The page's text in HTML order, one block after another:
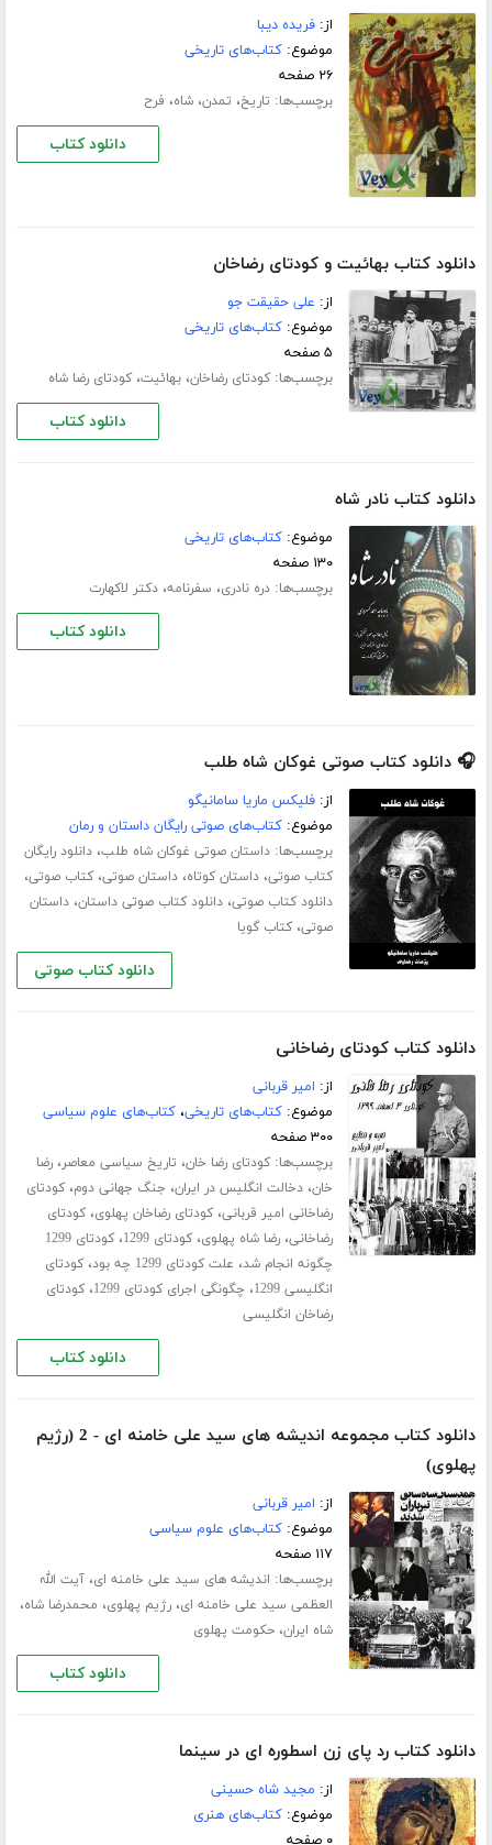
از:فریده دیبا
موضوع:کتاب‌های تاریخی
۲۶ صفحه
برچسب‌ها: تاریخ، تمدن،شاه، فرح
دانلود کتاب
دانلود کتاب بهائیت و کودتای رضاخان
از: علی حقیقت جو
موضوع:کتاب‌های تاریخی
۵ صفحه
برچسب‌ها:کودتای رضاخان،بهائیت،کودتای رضا شاه
دانلود کتاب
دانلود کتاب نادر شاه
موضوع:کتاب‌های تاریخی
۱۳۰ صفحه
برچسب‌ها:دره نادری، سفرنامه،دکتر لاکهارت
دانلود کتاب
🎧 دانلود کتاب صوتی غوکان شاه طلب
از:فلیکس ماریا سامانیگو
موضوع:کتاب‌های صوتی رایگان داستان و رمان
برچسب‌ها:داستان صوتی غوکان شاه طلب،دانلود رایگان
کتاب صوتی،داستان کوتاه،داستان صوتی،کتاب صوتی،
دانلود کتاب صوتی،دانلود کتاب صوتی داستان،داستان
صوتی،کتاب گویا
دانلود کتاب صوتی
دانلود کتاب کودتای رضاخانی
از: امیر قربانی
موضوع:کتاب‌های تاریخی،کتاب‌های علوم سیاسی
۳۰۰ صفحه
برچسب‌ها:کودتای رضا خان، تاریخ سیاسی معاصر،رضا
خان،دخالت انگلیس در ایران، جنگ جهانی دوم،کودتای
رضاخانی امیر قربانی،کودتای رضاخان پهلوی،کودتای
رضاخانی،رضا شاه پهلوی،کودتای 1299 ،
کودتای 1299
چگونه انجام شد، علت کودتای 1299 چه بود ،کودتای
انگلیسی 1299
، چگونگی اجرای کودتای 1299 ،کودتای
رضاخان انگلیسی
دانلود کتاب
دانلود کتاب مجموعه اندیشه های سید علی خامنه ای - 2 (رژیم
پهلوی)
از: امیر قربانی
موضوع:کتاب‌های علوم سیاسی
۱۱۷ صفحه
برچسب‌ها: اندیشه های سید علی خامنه ای،آیت الله
العظمی سید علی خامنه ای،رژیم پهلوی، محمدرضا شاه،
شاه ایران،حکومت پهلوی
دانلود کتاب
دانلود کتاب رد پای زن اسطوره ای در سینما
از: مجید شاه حسینی
موضوع:کتاب‌های هنری
۰ صفحه